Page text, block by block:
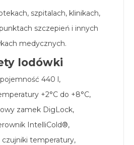
szpitalach, klinikach,
szczepień i innych
medycznych.
lodówki
pojemność 440 l,
+2°C do +8°C,
zamek DigLock,
IntelliCold®,
czujniki temperatury,